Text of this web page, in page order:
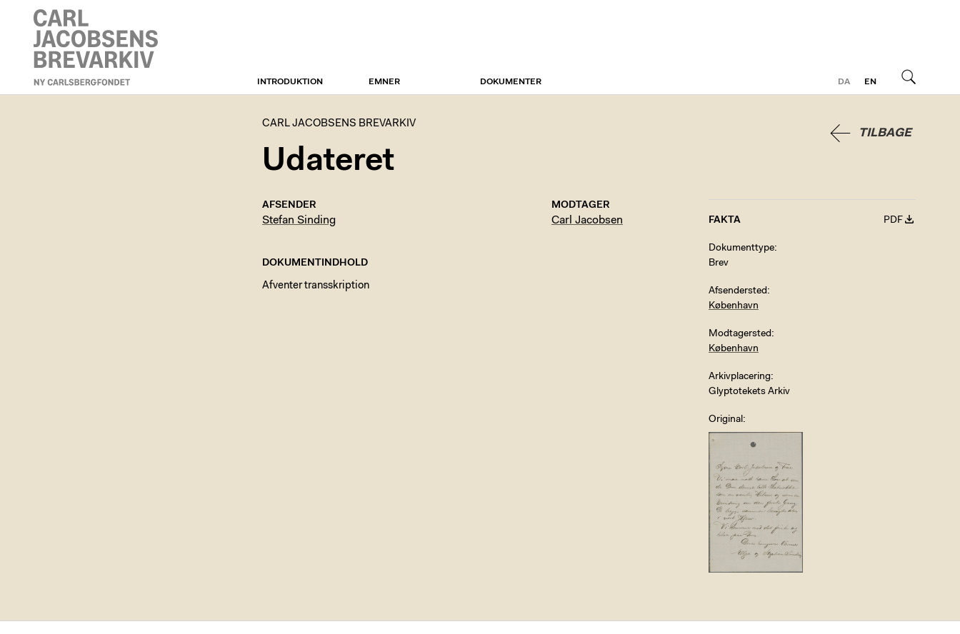
CARL JACOBSENS
DA
EN
INTRODUKTION EMNER DOKUMENTER
TILBAGE
CARL JACOBSENS BREVARKIV
Udateret
AFSENDER
Stefan Sinding
MODTAGER
Carl Jacobsen
DOKUMENTINDHOLD
Afventer transskription
FAKTA PDF
Dokumenttype
Brev
Afsendersted
København
Modtagersted
København
Arkivplacering
Glyptotekets Arkiv
Original